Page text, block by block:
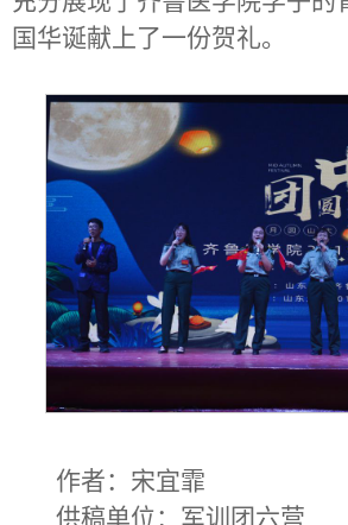
国华诞献上了一份贺礼。
作者：宋宜霏
供稿单位：军训团六营